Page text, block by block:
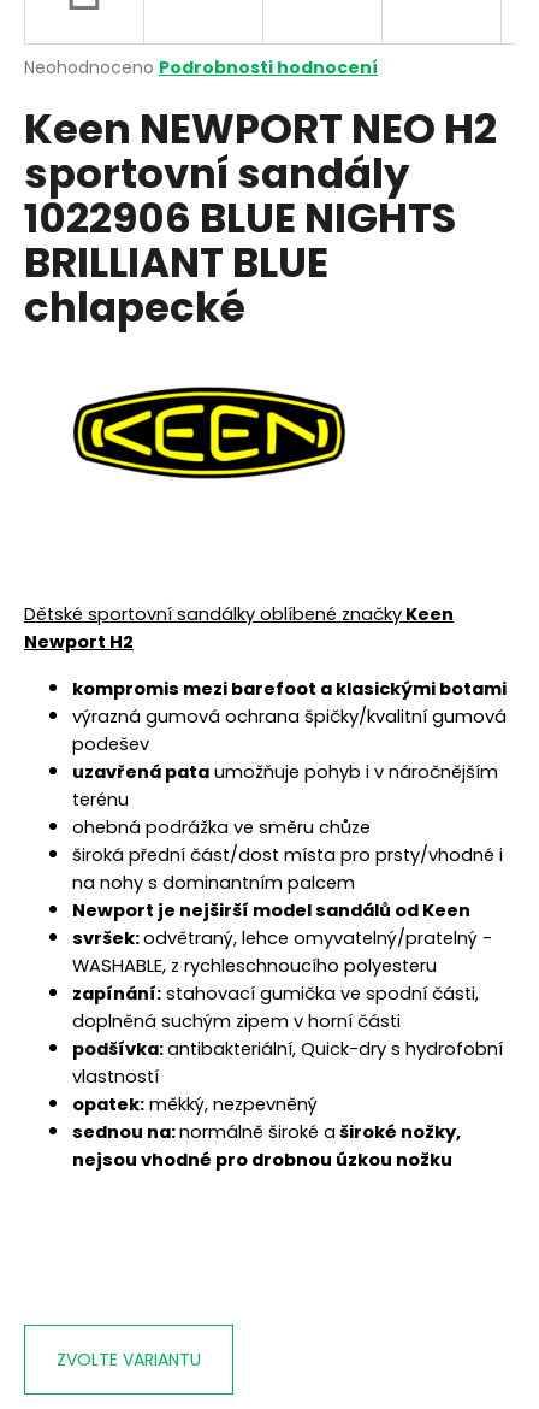
Průměrné
produktu
je
z
5
hvězdiček.
Neohodnoceno Podrobnosti hodnocení
Keen NEWPORT NEO H2
sportovní sandály
1022906 BLUE NIGHTS
BRILLIANT BLUE
chlapecké
Dětské sportovní sandálky oblíbené značky Keen
Newport H2
kompromis mezi barefoot a klasickými botami
výrazná gumová ochrana špičky/kvalitní gumová
podešev
uzavřená pata umožňuje pohyb i v náročnějším
terénu
ohebná podrážka ve směru chůze
široká přední část/dost místa pro prsty/vhodné i
na nohy s dominantním palcem
Newport je nejširší model sandálů od Keen
svršek:odvětraný, lehce omyvatelný/pratelný -
WASHABLE, z rychleschnoucího polyesteru
zapínání: stahovací gumička ve spodní části,
doplněná suchým zipem v horní části
podšívka:antibakteriální, Quick-dry s hydrofobní
vlastností
opatek: měkký, nezpevněný
sednou na:normálně široké a široké nožky,
nejsou vhodné pro drobnou úzkou nožku
ZVOLTE VARIANTU
j
t
?
HLEDAT
e
m